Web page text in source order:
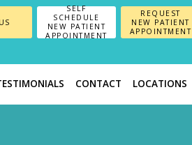
SELF
SCHEDULE
NEW PATIENT
APPOINTMENT
REQUEST
NEW PATIENT
APPOINTMENT
CONTACT LOCATIONS